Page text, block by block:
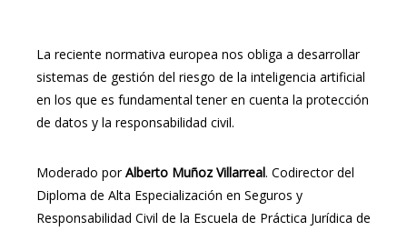
La reciente normativa europea nos obliga a desarrollar
sistemas de gestión del riesgo de la inteligencia artificial
en los que es fundamental tener en cuenta la protección
de datos y la responsabilidad civil.
Moderado porAlberto Muñoz Villarreal. Codirector del
Diploma de Alta Especialización en Seguros y
Responsabilidad Civil de la Escuela de Práctica Jurídica de